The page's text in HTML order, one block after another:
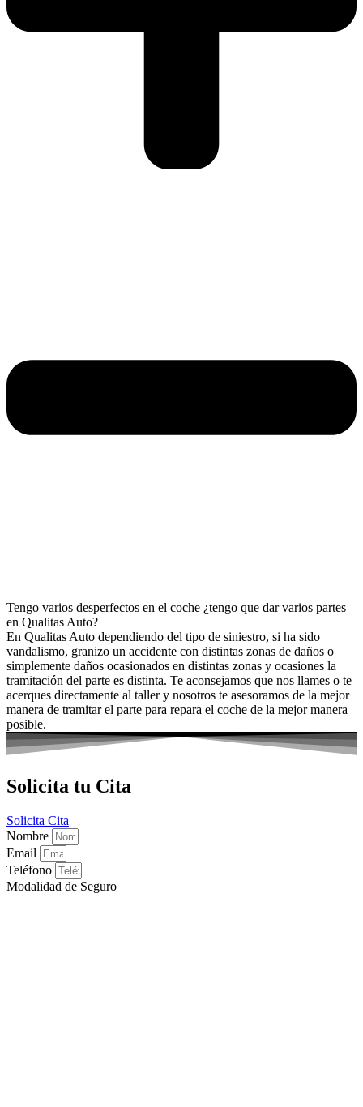
Tengo varios desperfectos en el coche ¿tengo que dar varios partes
en Qualitas Auto?
En Qualitas Auto dependiendo del tipo de siniestro, si ha sido
vandalismo, granizo un accidente con distintas zonas de daños o
simplemente daños ocasionados en distintas zonas y ocasiones la
tramitación del parte es distinta. Te aconsejamos que nos llames o te
acerques directamente al taller y nosotros te asesoramos de la mejor
manera de tramitar el parte para repara el coche de la mejor manera
posible.
Solicita tu Cita
Solicita Cita
Nombre
Email
Teléfono
Modalidad de Seguro